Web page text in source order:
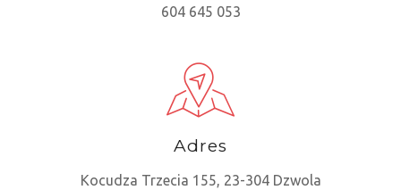
604 645 053
Adres
Kocudza Trzecia 155, 23-304 Dzwola